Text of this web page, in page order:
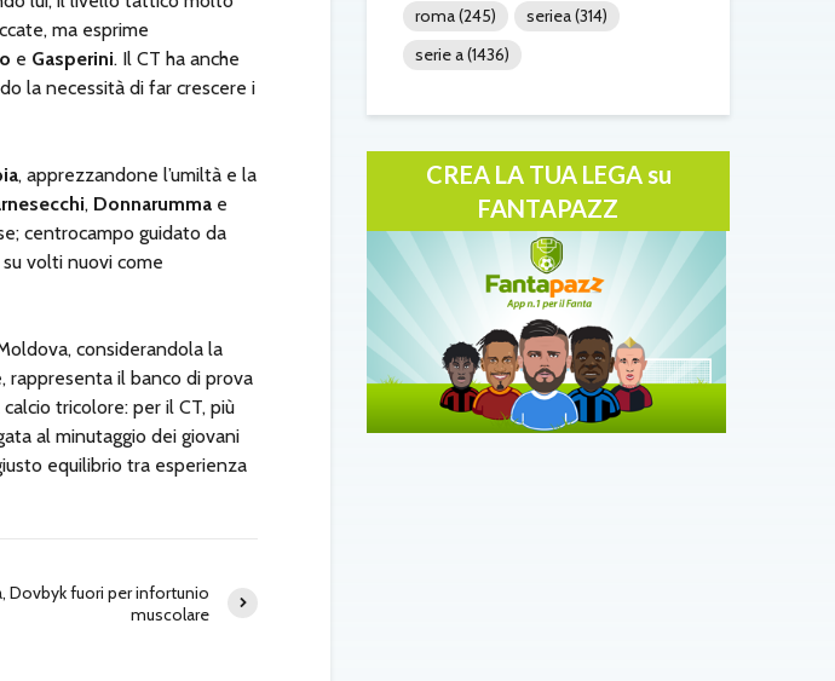
ma esprime
e Gasperini. Il CT ha anche
la necessità di far crescere i
, apprezzandone l’umiltà e la
, Donnarumma e
centrocampo guidato da
volti nuovi come
considerandola la
rappresenta il banco di prova
tricolore: per il CT, più
al minutaggio dei giovani
equilibrio tra esperienza
Dovbyk fuori per infortunio
muscolare
roma(245) seriea(314)
serie a(1436)
CREA LA TUA LEGA su
FANTAPAZZ